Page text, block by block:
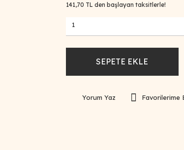
141,70 TL den başlayan taksitlerle!
SEPETE EKLE
Yorum Yaz